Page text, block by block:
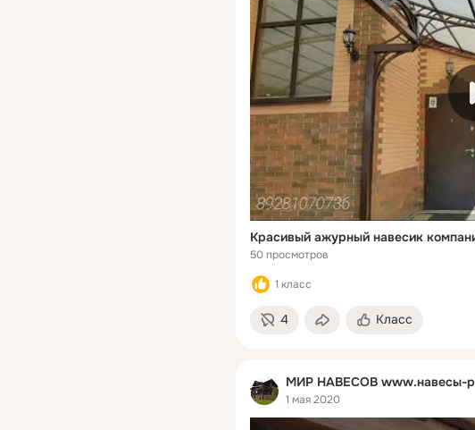
50 просмотров
1 класс
4 Класс
МИР НАВЕСОВ www.навесы-
1 мая 2020